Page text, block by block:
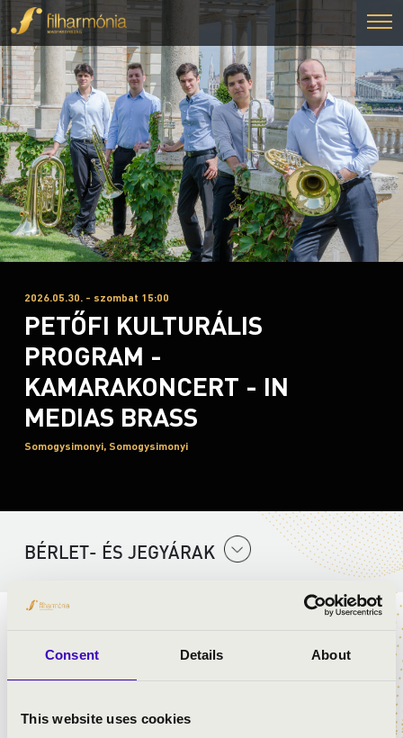
Consent Details About
This website uses cookies
2026.05.30. - szombat 15:00
PETŐFI KULTURÁLIS
PROGRAM -
KAMARAKONCERT - IN
MEDIAS BRASS
Somogysimonyi, Somogysimonyi
BÉRLET- ÉS JEGYÁRAK
Minisztérium támogatásával, a Nemzeti Művelődési